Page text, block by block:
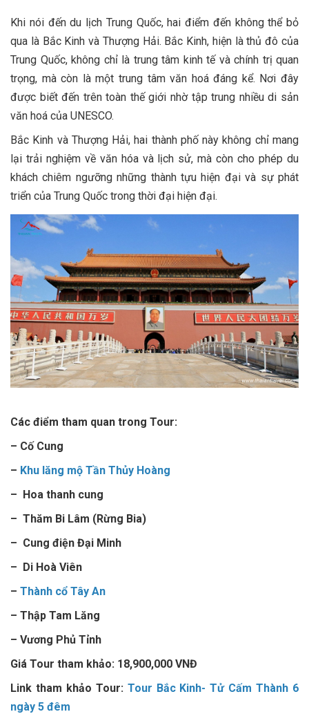
Khi nói đến du lịch Trung Quốc, hai điểm đến không thể bỏ
qua là Bắc Kinh và Thượng Hải. Bắc Kinh, hiện là thủ đô của
Trung Quốc, không chỉ là trung tâm kinh tế và chính trị quan
trọng, mà còn là một trung tâm văn hoá đáng kể. Nơi đây
được biết đến trên toàn thế giới nhờ tập trung nhiều di sản
văn hoá của UNESCO.
Bắc Kinh và Thượng Hải, hai thành phố này không chỉ mang
lại trải nghiệm về văn hóa và lịch sử, mà còn cho phép du
khách chiêm ngưỡng những thành tựu hiện đại và sự phát
triển của Trung Quốc trong thời đại hiện đại.
Các điểm tham quan trong Tour:
– Cố Cung
– Khu lăng mộ Tần Thủy Hoàng
–
Hoa thanh cung
– Thăm Bi Lâm (Rừng Bia)
– Cung điện Đại Minh
– Di Hoà Viên
– Thành cổ Tây An
– Thập Tam Lăng
– Vương Phủ Tỉnh
Giá Tour tham khảo: 18,900,000 VNĐ
Link tham khảo Tour: Tour Bắc Kinh- Tử Cấm Thành 6
ngày 5 đêm